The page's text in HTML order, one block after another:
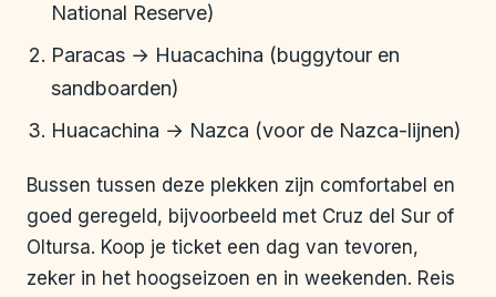
National Reserve)
Paracas → Huacachina (buggytour en
sandboarden)
Huacachina → Nazca (voor de Nazca-lijnen)
Bussen tussen deze plekken zijn comfortabel en
goed geregeld, bijvoorbeeld met Cruz del Sur of
Oltursa. Koop je ticket een dag van tevoren,
zeker in het hoogseizoen en in weekenden. Reis